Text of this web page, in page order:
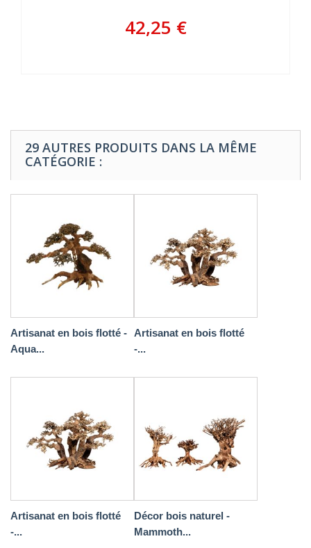
42,25 €
29 AUTRES PRODUITS DANS LA MÊME
CATÉGORIE :
Artisanat en bois flotté -
Aqua...
Artisanat en bois flotté
-...
Artisanat en bois flotté
-...
Décor bois naturel -
Mammoth...